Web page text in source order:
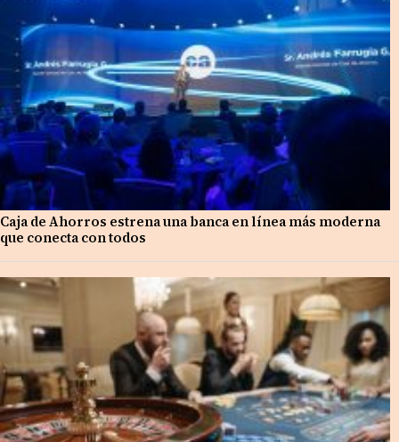
Caja de Ahorros estrena una banca en línea más moderna
que conecta con todos